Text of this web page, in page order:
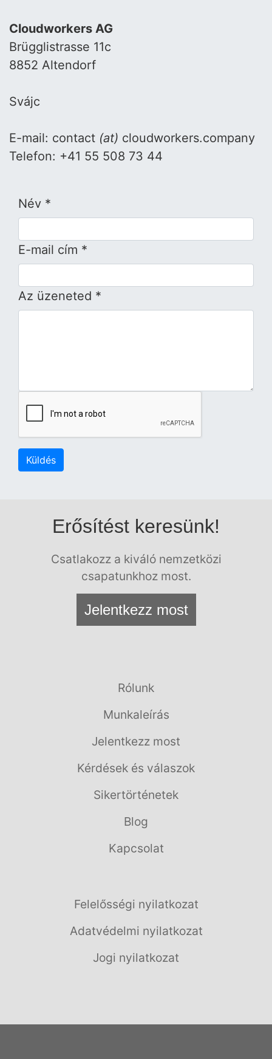
Cloudworkers AG
Brügglistrasse 11c
8852 Altendorf
Svájc
E-mail: contact (at) cloudworkers.company
Telefon: +41 55 508 73 44
Név *
E-mail cím *
Az üzeneted *
Küldés
Erősítést keresünk!
Csatlakozz a kiváló nemzetközi
csapatunkhoz most.
Jelentkezz most
Rólunk
Munkaleírás
Jelentkezz most
Kérdések és válaszok
Sikertörténetek
Blog
Kapcsolat
Felelősségi nyilatkozat
Adatvédelmi nyilatkozat
Jogi nyilatkozat